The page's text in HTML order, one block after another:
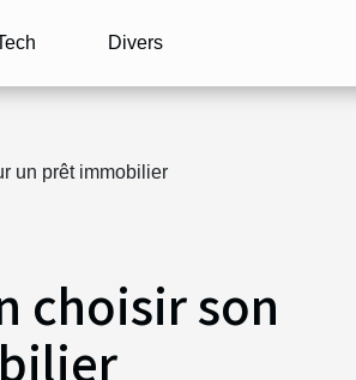
Divers
un prêt immobilier
choisir son